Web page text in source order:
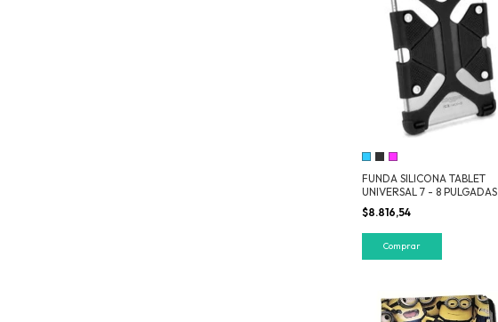
FUNDA SILICONA TABLET
UNIVERSAL 7 - 8 PULGADAS
$8.816,54
Comprar